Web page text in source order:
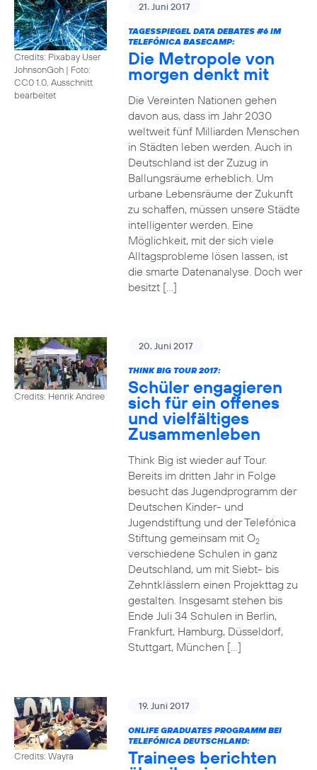
Credits: Pixabay User
JohnsonGoh | Foto:
CC0 1.0, Ausschnitt
bearbeitet
21. Juni 2017
TAGESSPIEGEL DATA DEBATES #6IM
TELEFÓNICA BASECAMP:
Die Metropole von
morgen denkt mit
Die Vereinten Nationen gehen
davon aus, dass im Jahr 2030
weltweit fünf Milliarden Menschen
in Städten leben werden. Auch in
Deutschland ist der Zuzug in
Ballungsräume erheblich. Um
urbane Lebensräume der Zukunft
zu schaffen, müssen unsere Städte
intelligenter werden. Eine
Möglichkeit, mit der sich viele
Alltagsprobleme lösen lassen, ist
die smarte Datenanalyse. Doch wer
besitzt […]
Credits: Henrik Andree
20. Juni 2017
THINK BIG TOUR 2017:
Schüler engagieren
sich für ein offenes
und vielfältiges
Zusammenleben
Think Big ist wieder auf Tour.
Bereits im dritten Jahr in Folge
besucht das Jugendprogramm der
Deutschen Kinder- und
Jugendstiftung und der Telefónica
Stiftung gemeinsam mit O2
verschiedene Schulen in ganz
Deutschland, um mit Siebt- bis
Zehntklässlern einen Projekttag zu
gestalten. Insgesamt stehen bis
Ende Juli 34 Schulen in Berlin,
Frankfurt, Hamburg, Düsseldorf,
Stuttgart, München […]
Credits: Wayra
19. Juni 2017
ONLIFE GRADUATES PROGRAMM BEI
TELEFÓNICA DEUTSCHLAND:
Trainees berichten